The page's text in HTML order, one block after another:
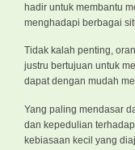
hadir untuk membantu
menghadapi berbagai
Tidak kalah penting,
justru bertujuan untuk
dapat dengan mudah
Yang paling mendasar
dan kepedulian
kebiasaan kecil yang